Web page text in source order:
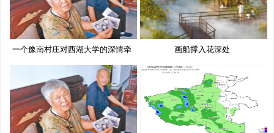
一个豫南村庄对西湖大学的深情牵
挂
画船撑入花深处